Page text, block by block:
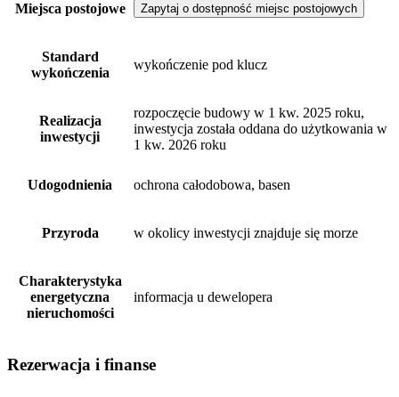
Miejsca postojowe Zapytaj o dostępność miejsc postojowych
Standard
wykończenia
wykończenie pod klucz
Realizacja
inwestycji
rozpoczęcie budowy w 1 kw. 2025 roku,
inwestycja została oddana do użytkowania w
1 kw. 2026 roku
Udogodnienia ochrona całodobowa, basen
Przyroda w okolicy inwestycji znajduje się morze
Charakterystyka
energetyczna
nieruchomości
informacja u dewelopera
Rezerwacja i finanse